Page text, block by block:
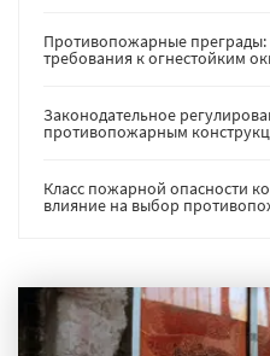
Противопожарные преграды:
требования к огнестойким
Законодательное
противопожарным
Класс пожарной опасности
влияние на выбор